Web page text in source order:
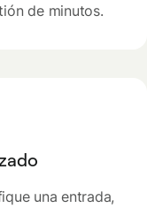
de minutos.
una entrada,